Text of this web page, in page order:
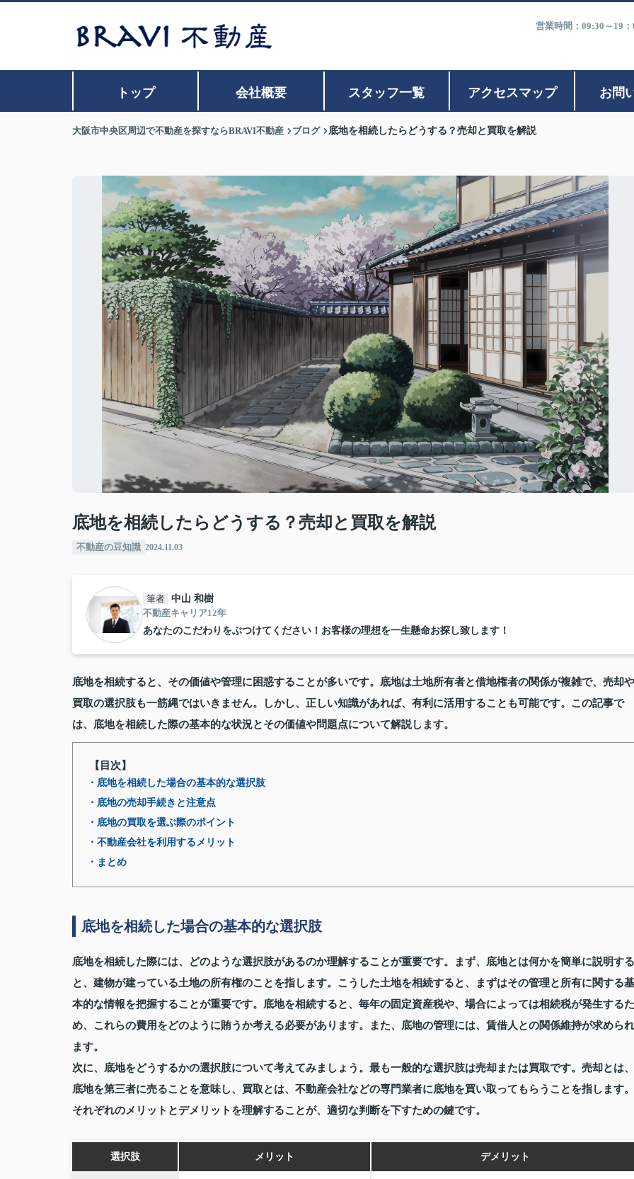
営業時間：09:30～19
トップ 会社概要 スタッフ一覧 アクセスマップ お問
大阪市中央区周辺で不動産を探すならBRAVI不動産 ブログ 底地を相続したらどうする？売却と買取を解説
底地を相続したらどうする？売却と買取を解説
不動産の豆知識 2024.11.03
筆者 中山 和樹
不動産キャリア12年
あなたのこだわりをぶつけてください！お客様の理想を一生懸命お探し致します！
底地を相続すると、その価値や管理に困惑することが多いです。底地は土地所有者と借地権者の関係が複雑で、売却や
買取の選択肢も一筋縄ではいきません。しかし、正しい知識があれば、有利に活用することも可能です。この記事で
は、底地を相続した際の基本的な状況とその価値や問題点について解説します。
【目次】
・底地を相続した場合の基本的な選択肢
・底地の売却手続きと注意点
・底地の買取を選ぶ際のポイント
・不動産会社を利用するメリット
・まとめ
底地を相続した場合の基本的な選択肢
底地を相続した際には、どのような選択肢があるのか理解することが重要です。まず、底地とは何かを簡単に説明する
と、建物が建っている土地の所有権のことを指します。こうした土地を相続すると、まずはその管理と所有に関する基
本的な情報を把握することが重要です。底地を相続すると、毎年の固定資産税や、場合によっては相続税が発生するた
め、これらの費用をどのように賄うか考える必要があります。また、底地の管理には、賃借人との関係維持が求められ
ます。
次に、底地をどうするかの選択肢について考えてみましょう。最も一般的な選択肢は売却または買取です。売却とは、
底地を第三者に売ることを意味し、買取とは、不動産会社などの専門業者に底地を買い取ってもらうことを指します。
それぞれのメリットとデメリットを理解することが、適切な判断を下すための鍵です。
選択肢 メリット デメリット